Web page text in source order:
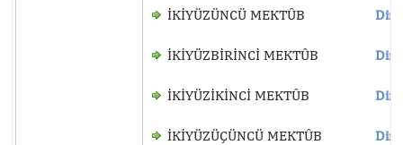
İKİYÜZÜNCÜ MEKTÛB
İKİYÜZBİRİNCİ MEKTÛB
İKİYÜZİKİNCİ MEKTÛB
İKİYÜZÜÇÜNCÜ MEKTÛB